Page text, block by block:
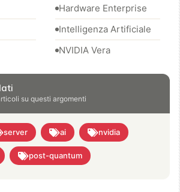
Hardware Enterprise
Intelligenza Artificiale
NVIDIA Vera
su questi argomenti
server ai nvidia
post-quantum